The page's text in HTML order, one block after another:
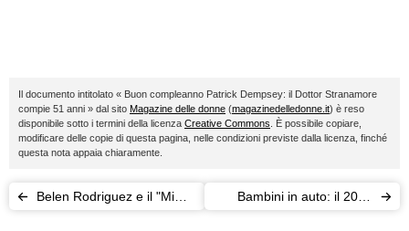
Il documento intitolato « Buon compleanno Patrick Dempsey: il Dottor Stranamore
compie 51 anni » dal sito Magazine delle donne (magazinedelledonne.it) è reso
disponibile sotto i termini della licenza Creative Commons . È possibile copiare,
modificare delle copie di questa pagina, nelle condizioni previste dalla licenza, finché
questa nota appaia chiaramente.
Belen Rodriguez e il "Mi
Bambini in auto: il 2017